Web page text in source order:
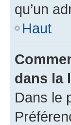
qu’un
Haut
dans la
Dans le